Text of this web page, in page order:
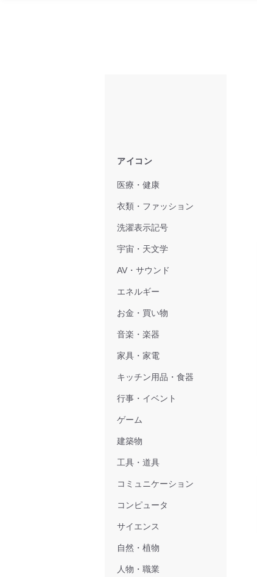
アイコン
医療・健康
衣類・ファッション
洗濯表示記号
宇宙・天文学
AV・サウンド
エネルギー
お金・買い物
音楽・楽器
家具・家電
キッチン用品・食器
行事・イベント
ゲーム
建築物
工具・道具
コミュニケーション
コンピュータ
サイエンス
自然・植物
人物・職業